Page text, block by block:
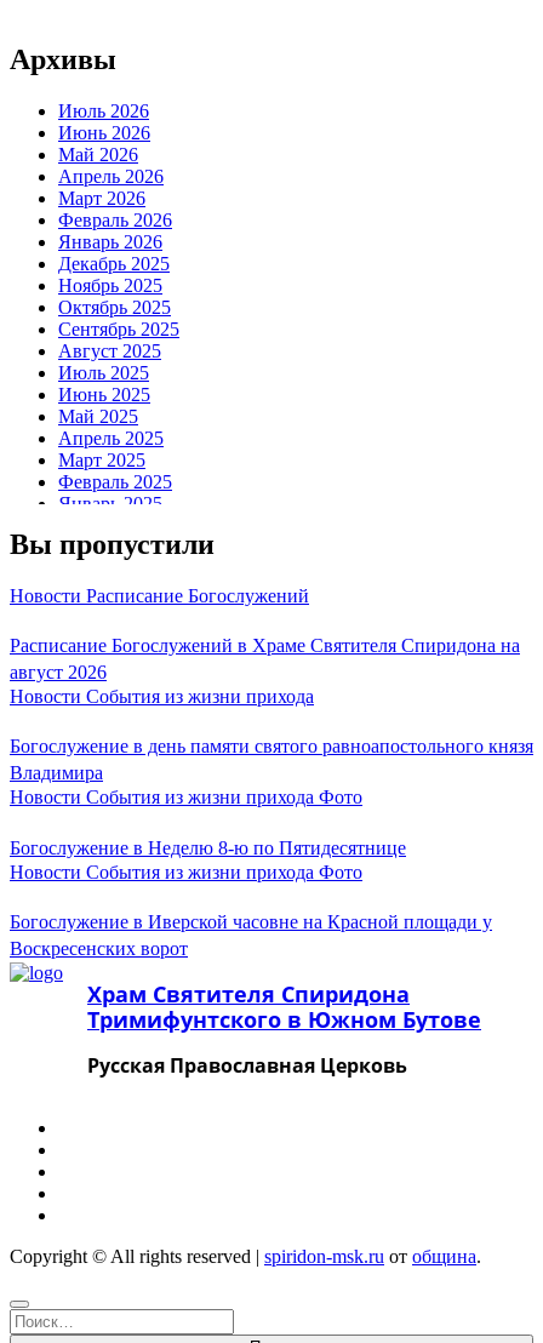
Архивы
Июль 2026
Июнь 2026
Май 2026
Апрель 2026
Март 2026
Февраль 2026
Январь 2026
Декабрь 2025
Ноябрь 2025
Октябрь 2025
Сентябрь 2025
Август 2025
Июль 2025
Июнь 2025
Май 2025
Апрель 2025
Март 2025
Февраль 2025
Январь 2025
Ноябрь 2024
Сентябрь 2024
Июль 2024
Июнь 2024
Май 2024
Апрель 2024
Февраль 2024
Январь 2024
Декабрь 2023
Ноябрь 2023
Сентябрь 2023
Август 2023
Июнь 2023
Апрель 2023
Март 2023
Февраль 2023
Январь 2023
Ноябрь 2022
Январь 2022
Декабрь 2021
Октябрь 2021
Сентябрь 2021
Вы пропустили
Новости Расписание Богослужений
Расписание Богослужений в Храме Святителя Спиридона на
август 2026
Новости События из жизни прихода
Богослужение в день памяти святого равноапостольного князя
Владимира
Новости События из жизни прихода Фото
Богослужение в Неделю 8-ю по Пятидесятнице
Новости События из жизни прихода Фото
Богослужение в Иверской часовне на Красной площади у
Воскресенских ворот
Храм Святителя Спиридона
Тримифунтского в Южном Бутове
Русская Православная Церковь
Copyright © All rights reserved | spiridon-msk.ru от община.
Найти: